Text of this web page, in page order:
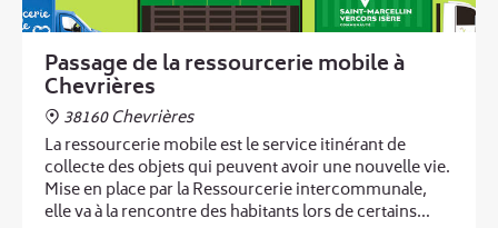
Passage de la ressourcerie mobile à
Chevrières
38160 Chevrières
La ressourcerie mobile est le service itinérant de
collecte des objets qui peuvent avoir une nouvelle vie.
Mise en place par la Ressourcerie intercommunale,
elle va à la rencontre des habitants lors de certains